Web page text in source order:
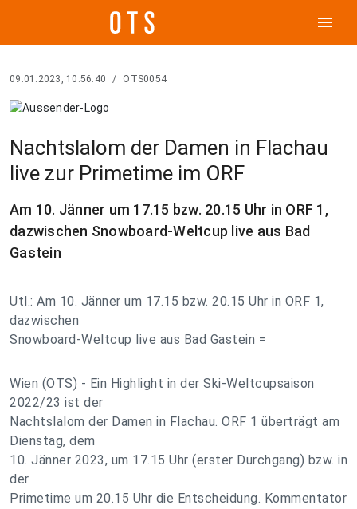
menu
09.01.2023, 10:56:40 / OTS0054
Nachtslalom der Damen in Flachau
live zur Primetime im ORF
Am 10. Jänner um 17.15 bzw. 20.15 Uhr in ORF 1,
dazwischen Snowboard-Weltcup live aus Bad
Gastein
Utl.: Am 10. Jänner um 17.15 bzw. 20.15 Uhr in ORF 1,
dazwischen
Snowboard-Weltcup live aus Bad Gastein =
Wien (OTS) - Ein Highlight in der Ski-Weltcupsaison
2022/23 ist der
Nachtslalom der Damen in Flachau. ORF 1 überträgt am
Dienstag, dem
10. Jänner 2023, um 17.15 Uhr (erster Durchgang) bzw. in
der
Primetime um 20.15 Uhr die Entscheidung. Kommentator